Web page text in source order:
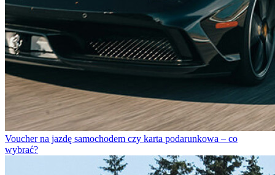
Voucher na jazdę samochodem czy karta podarunkowa – co
wybrać?